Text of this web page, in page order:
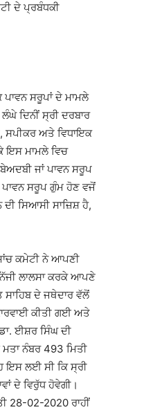
ਦੇ ਪ੍ਰਬੰਧਕੀ
ਪਾਵਨ ਸਰੂਪਾਂ ਦੇ ਮਾਮਲੇ
ਦਿਨੀਂ ਸ੍ਰੀ ਦਰਬਾਰ
ਸਪੀਕਰ ਅਤੇ ਵਿਧਾਇਕ
ਇਸ ਮਾਮਲੇ ਵਿਚ
ਜਾਂ ਪਾਵਨ ਸਰੂਪ
ਪਾਵਨ ਸਰੂਪ ਗੁੰਮ ਹੋਣ ਵਜੋਂ
ਸਿਆਸੀ ਸਾਜ਼ਿਸ਼ ਹੈ,
ਕਮੇਟੀ ਨੇ ਆਪਣੀ
ਲਾਲਸਾ ਕਰਕੇ ਆਪਣੇ
ਦੇ ਜਥੇਦਾਰ ਵੱਲੋਂ
ਕੀਤੀ ਗਈ ਅਤੇ
ਈਸ਼ਰ ਸਿੰਘ ਦੀ
ਨੰਬਰ 493 ਮਿਤੀ
ਇਸ ਲਈ ਸੀ ਕਿ ਸ੍ਰੀ
ਦੇ ਵਿਰੁੱਧ ਹੋਵੇਗੀ।
28-02-2020 ਰਾਹੀਂ